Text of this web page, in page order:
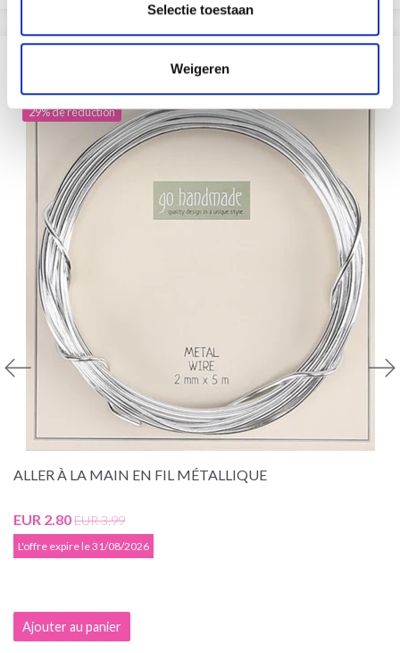
Selectie toestaan
Weigeren
D'AUTRES ONT ÉGALEMENT
29% de réduction
ALLER À LA MAIN EN FIL MÉTALLIQUE
EUR 2.80EUR 3.99
L'offre expire le 31/08/2026
Ajouter au panier